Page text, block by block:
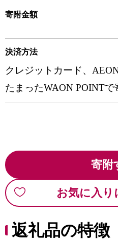
寄附金額
決済方法
クレジットカード、
たまったWAON POINTで
寄附
お気に入り
返礼品の特徴